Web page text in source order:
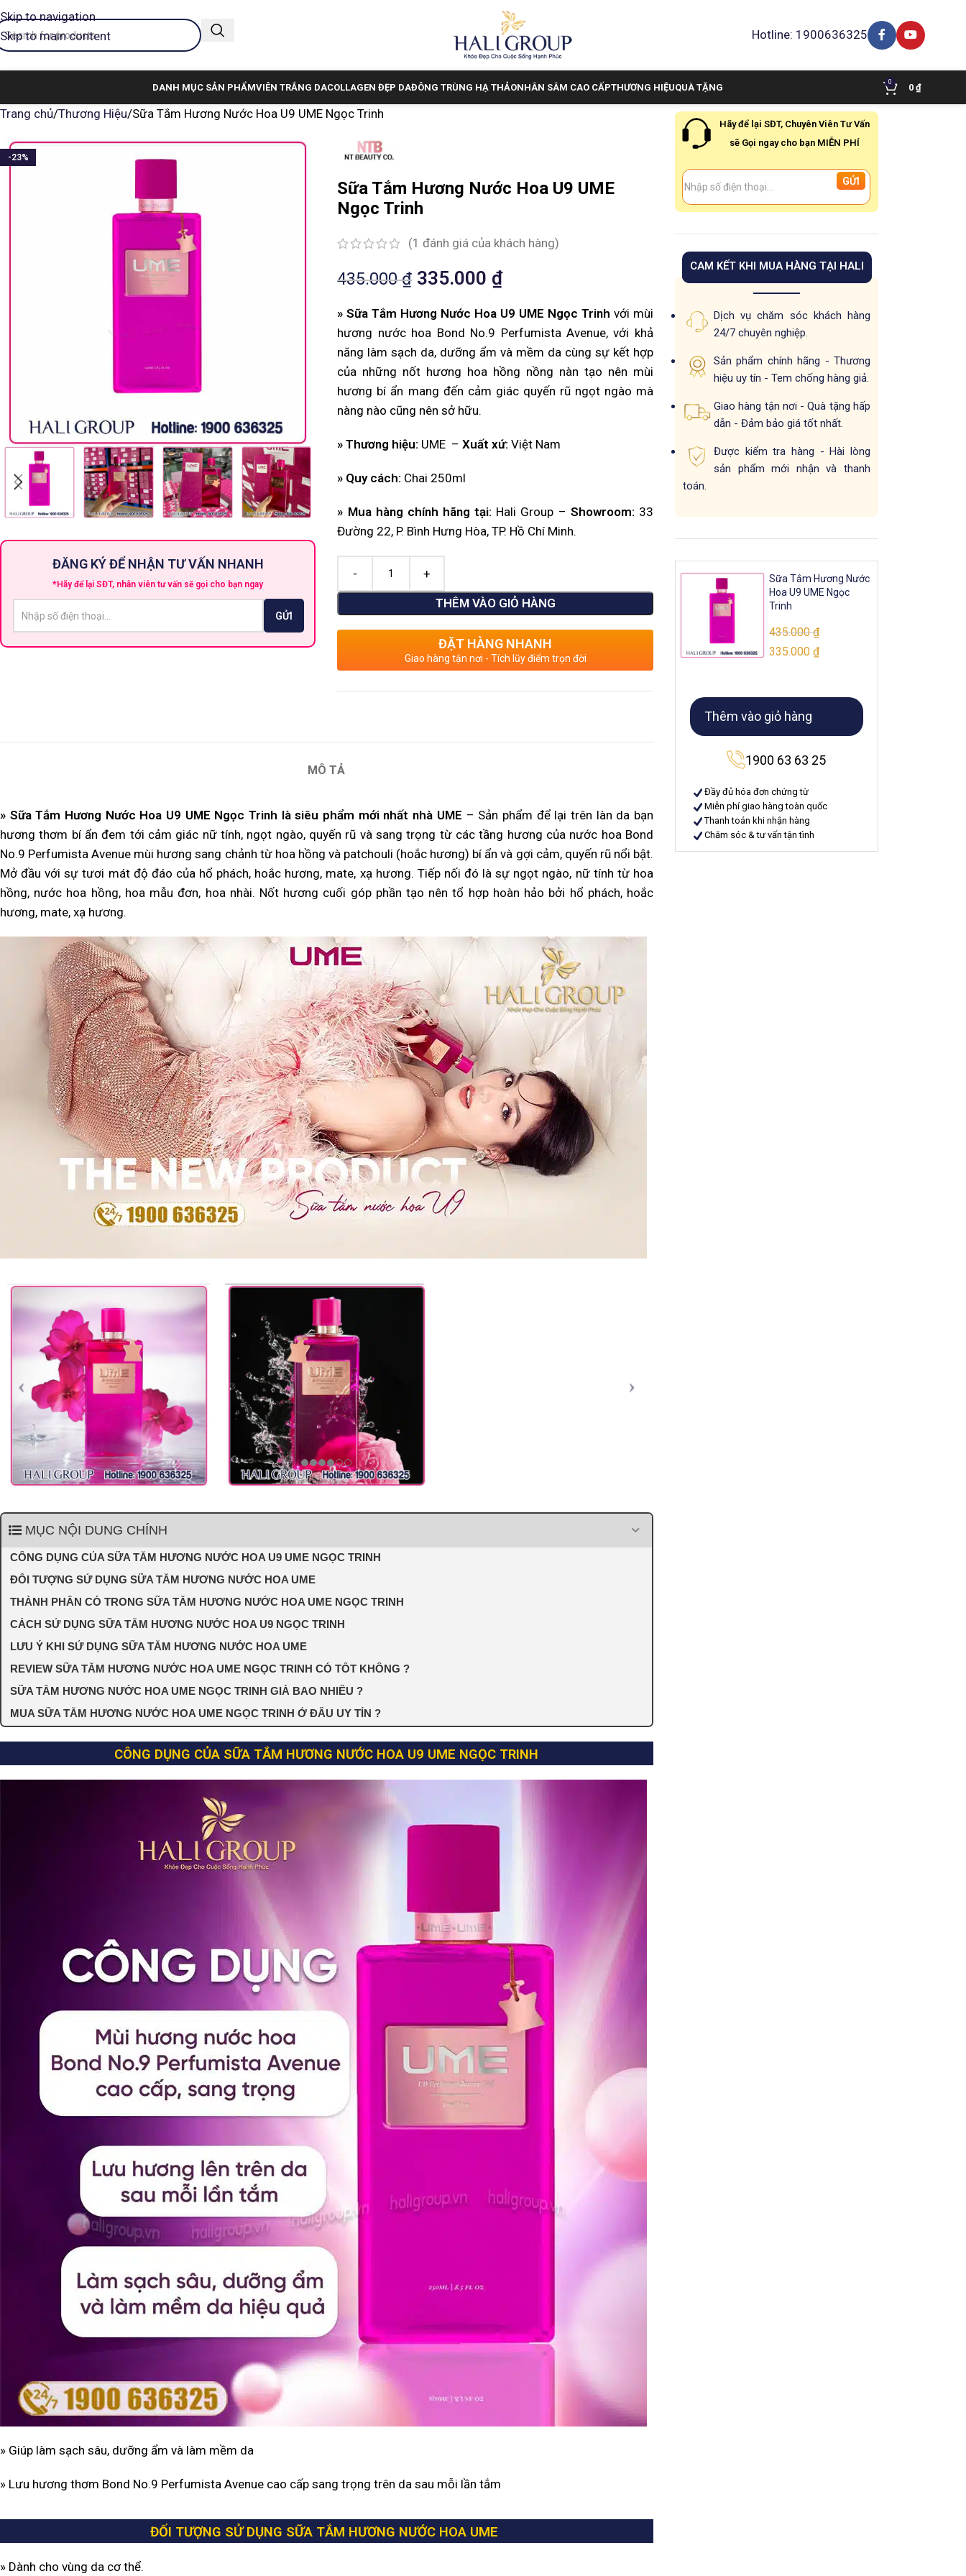
Skip to navigation
Skip to main content
Hotline: 1900636325
DANH MỤC SẢN PHẨMVIÊN TRẮNG DACOLLAGEN ĐẸP DAĐÔNG TRÙNG HẠ THẢONHÂN SÂM CAO CẤPTHƯƠNG HIỆUQUÀ TẶNG 0
0 ₫
Trang chủ Thương Hiệu Sữa Tắm Hương Nước Hoa U9 UME Ngọc Trinh
-23%
ĐĂNG KÝ ĐỂ NHẬN TƯ VẤN NHANH
*Hãy để lại SĐT, nhân viên tư vấn sẽ gọi cho bạn ngay
Sữa Tắm Hương Nước Hoa U9 UME
Ngọc Trinh
(1 đánh giá của khách hàng)
435.000₫ 335.000 ₫
» Sữa Tắm Hương Nước Hoa U9 UME Ngọc Trinh với mùi
hương nước hoa Bond No.9 Perfumista Avenue, với khả
năng làm sạch da, dưỡng ẩm và mềm da cùng sự kết hợp
của những nốt hương hoa hồng nồng nàn tạo nên mùi
hương bí ẩn mang đến cảm giác quyến rũ ngọt ngào mà
nàng nào cũng nên sở hữu.
» Thương hiệu: UME –Xuất xứ: Việt Nam
» Quy cách: Chai 250ml
» Mua hàng chính hãng tại: Hali Group – Showroom: 33
Đường 22, P. Bình Hưng Hòa, TP. Hồ Chí Minh.
THÊM VÀO GIỎ HÀNG
ĐẶT HÀNG NHANH
Giao hàng tận nơi - Tích lũy điểm trọn đời
MÔ TẢ
» Sữa Tắm Hương Nước Hoa U9 UME Ngọc Trinh là siêu phẩm mới nhất nhà UME – Sản phẩm để lại trên làn da bạn
hương thơm bí ẩn đem tới cảm giác nữ tính, ngọt ngào, quyến rũ và sang trọng từ các tầng hương của nước hoa Bond
No.9 Perfumista Avenue mùi hương sang chảnh từ hoa hồng và patchouli (hoắc hương) bí ẩn và gợi cảm, quyến rũ nổi bật.
Mở đầu với sự tươi mát độ đáo của hổ phách, hoắc hương, mate, xạ hương. Tiếp nối đó là sự ngọt ngào, nữ tính từ hoa
hồng, nước hoa hồng, hoa mẫu đơn, hoa nhài. Nốt hương cuối góp phần tạo nên tổ hợp hoàn hảo bởi hổ phách, hoắc
hương, mate, xạ hương.
MỤC NỘI DUNG CHÍNH
CÔNG DỤNG CỦA SỮA TẮM HƯƠNG NƯỚC HOA U9 UME NGỌC TRINH
ĐỐI TƯỢNG SỬ DỤNG SỮA TẮM HƯƠNG NƯỚC HOA UME
THÀNH PHẦN CÓ TRONG SỮA TẮM HƯƠNG NƯỚC HOA UME NGỌC TRINH
CÁCH SỬ DỤNG SỮA TẮM HƯƠNG NƯỚC HOA U9 NGỌC TRINH
LƯU Ý KHI SỬ DỤNG SỮA TẮM HƯƠNG NƯỚC HOA UME
REVIEW SỮA TẮM HƯƠNG NƯỚC HOA UME NGỌC TRINH CÓ TỐT KHÔNG ?
SỮA TẮM HƯƠNG NƯỚC HOA UME NGỌC TRINH GIÁ BAO NHIÊU ?
MUA SỮA TẮM HƯƠNG NƯỚC HOA UME NGỌC TRINH Ở ĐÂU UY TÍN ?
CÔNG DỤNG CỦA SỮA TẮM HƯƠNG NƯỚC HOA U9 UME NGỌC TRINH
» Giúp làm sạch sâu, dưỡng ẩm và làm mềm da
» Lưu hương thơm Bond No.9 Perfumista Avenue cao cấp sang trọng trên da sau mỗi lần tắm
ĐỐI TƯỢNG SỬ DỤNG SỮA TẮM HƯƠNG NƯỚC HOA UME
» Dành cho vùng da cơ thể.
Hãy để lại SĐT, Chuyên Viên Tư Vấn
sẽ Gọi ngay cho bạn MIỄN PHÍ
CAM KẾT KHI MUA HÀNG TẠI HALI
Dịch vụ chăm sóc khách hàng
24/7 chuyên nghiệp.
Sản phẩm chính hãng - Thương
hiệu uy tín - Tem chống hàng giả.
Giao hàng tận nơi - Quà tặng hấp
dẫn - Đảm bảo giá tốt nhất.
Được kiểm tra hàng - Hài lòng
sản phẩm mới nhận và thanh
toán.
Sữa Tắm Hương Nước
Hoa U9 UME Ngọc
Trinh
435.000₫
335.000 ₫
Thêm vào giỏ hàng
1900 63 63 25
Đầy đủ hóa đơn chứng từ
Miễn phí giao hàng toàn quốc
Thanh toán khi nhận hàng
Chăm sóc & tư vấn tận tình